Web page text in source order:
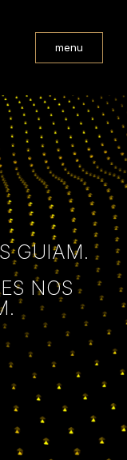
menu
GUIAM.
NOS